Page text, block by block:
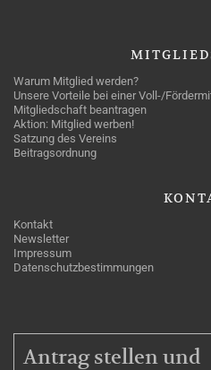
Warum Mitglied werden?
Unsere Vorteile bei einer Voll-/
Mitgliedschaft beantragen
Aktion: Mitglied werben!
Satzung des Vereins
Beitragsordnung
Kontakt
Newsletter
Impressum
Datenschutzbestimmungen
MITGLIEDSCHAFT
Antrag stellen und